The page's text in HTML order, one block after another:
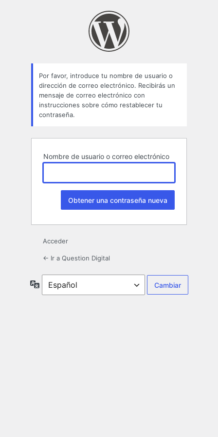
Por favor, introduce tu nombre de usuario o
dirección de correo electrónico. Recibirás un
mensaje de correo electrónico con
instrucciones sobre cómo restablecer tu
contraseña.
Nombre de usuario o correo electrónico
Acceder
← Ir a Question Digital
Idioma